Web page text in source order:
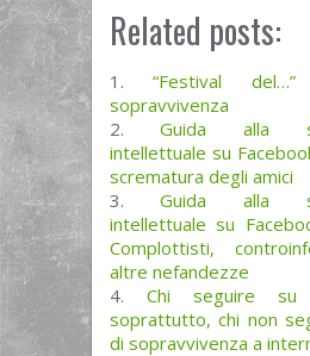
Related posts:
“Festival
sopravvivenza
Guida alla
intellettuale su
scrematura degli amici
Guida alla
intellettuale su
Complottisti,
altre nefandezze
Chi seguire
soprattutto, chi non
di sopravvivenza a